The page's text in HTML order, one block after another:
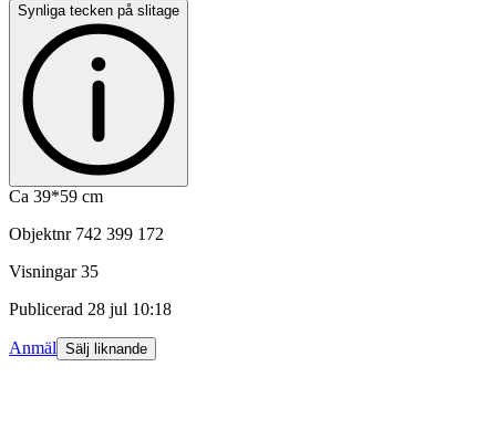
Synliga tecken på slitage
Ca 39*59 cm
Objektnr 742 399 172
Visningar 35
Publicerad 28 jul 10:18
Anmäl Sälj liknande